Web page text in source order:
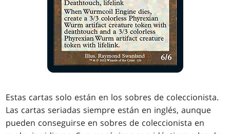
Estas cartas solo están en los sobres de coleccionista.
Las cartas seriadas siempre están en inglés, aunque
pueden conseguirse en sobres de coleccionista en